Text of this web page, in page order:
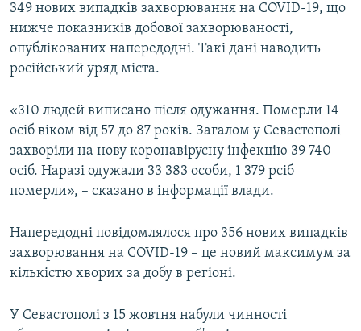
Усі сайти RFE/RL
349 нових випадків захворювання на COVID-19, що
нижче показників добової захворюваності,
опублікованих напередодні. Такі дані наводить
російський уряд міста.
«310 людей виписано після одужання. Померли 14
осіб віком від 57 до 87 років. Загалом у Севастополі
захворіли на нову коронавірусну інфекцію 39 740
осіб. Наразі одужали 33 383 особи, 1 379 рсіб
померли», – сказано в інформації влади.
Напередодні повідомлялося про 356 нових випадків
захворювання на COVID-19 – це новий максимум за
кількістю хворих за добу в регіоні.
У Севастополі з 15 жовтня набули чинності